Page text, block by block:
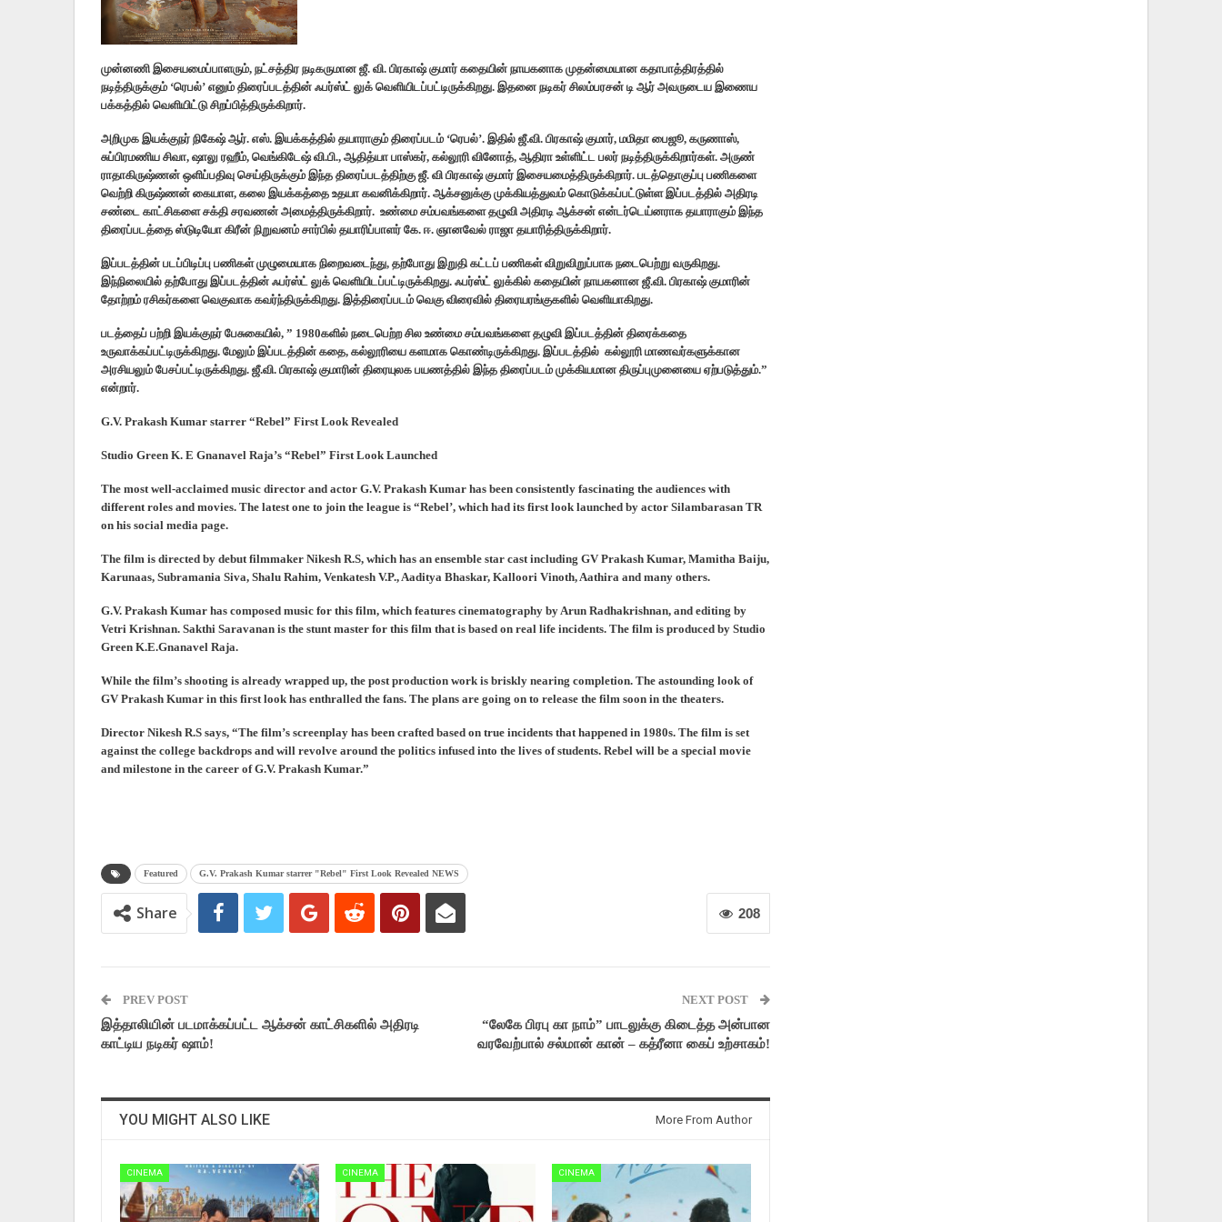
முன்னணி இசையமைப்பாளரும், நட்சத்திர நடிகருமான ஜீ. வி. பிரகாஷ் குமார் கதையின் நாயகனாக முதன்மையான கதாபாத்திரத்தில்
நடித்திருக்கும் ‘ரெபல்’ எனும் திரைப்படத்தின் ஃபர்ஸ்ட் லுக் வெளியிடப்பட்டிருக்கிறது. இதனை நடிகர் சிலம்பரசன் டி ஆர் அவருடைய இணைய
பக்கத்தில் வெளியிட்டு சிறப்பித்திருக்கிறார்.
அறிமுக இயக்குநர் நிகேஷ் ஆர். எஸ். இயக்கத்தில் தயாராகும் திரைப்படம் ‘ரெபல்’. இதில் ஜீ.வி. பிரகாஷ் குமார், மமிதா பைஜூ, கருணாஸ்,
சுப்பிரமணிய சிவா, ஷாலு ரஹீம், வெங்கிடேஷ் வி.பி., ஆதித்யா பாஸ்கர், கல்லூரி வினோத், ஆதிரா உள்ளிட்ட பலர் நடித்திருக்கிறார்கள். அருண்
ராதாகிருஷ்ணன் ஒளிப்பதிவு செய்திருக்கும் இந்த திரைப்படத்திற்கு ஜீ. வி பிரகாஷ் குமார் இசையமைத்திருக்கிறார். படத்தொகுப்பு பணிகளை
வெற்றி கிருஷ்ணன் கையாள, கலை இயக்கத்தை உதயா கவனிக்கிறார். ஆக்சனுக்கு முக்கியத்துவம் கொடுக்கப்பட்டுள்ள இப்படத்தில் அதிரடி
சண்டை காட்சிகளை சக்தி சரவணன் அமைத்திருக்கிறார். உண்மை சம்பவங்களை தழுவி அதிரடி ஆக்சன் என்டர்டெய்னராக தயாராகும் இந்த
திரைப்படத்தை ஸ்டுடியோ கிரீன் நிறுவனம் சார்பில் தயாரிப்பாளர் கே. ஈ. ஞானவேல் ராஜா தயாரித்திருக்கிறார்.
இப்படத்தின் படப்பிடிப்பு பணிகள் முழுமையாக நிறைவடைந்து, தற்போது இறுதி கட்டப் பணிகள் விறுவிறுப்பாக நடைபெற்று வருகிறது.
இந்நிலையில் தற்போது இப்படத்தின் ஃபர்ஸ்ட் லுக் வெளியிடப்பட்டிருக்கிறது. ஃபர்ஸ்ட் லுக்கில் கதையின் நாயகனான ஜீ.வி. பிரகாஷ் குமாரின்
தோற்றம் ரசிகர்களை வெகுவாக கவர்ந்திருக்கிறது. இத்திரைப்படம் வெகு விரைவில் திரையரங்குகளில் வெளியாகிறது.
படத்தைப் பற்றி இயக்குநர் பேசுகையில், ” 1980களில் நடைபெற்ற சில உண்மை சம்பவங்களை தழுவி இப்படத்தின் திரைக்கதை
உருவாக்கப்பட்டிருக்கிறது. மேலும் இப்படத்தின் கதை, கல்லூரியை களமாக கொண்டிருக்கிறது. இப்படத்தில் கல்லூரி மாணவர்களுக்கான
அரசியலும் பேசப்பட்டிருக்கிறது. ஜீ.வி. பிரகாஷ் குமாரின் திரையுலக பயணத்தில் இந்த திரைப்படம் முக்கியமான திருப்புமுனையை ஏற்படுத்தும்.”
என்றார்.
G.V. Prakash Kumar starrer “Rebel” First Look Revealed
Studio Green K. E Gnanavel Raja’s “Rebel” First Look Launched
The most well-acclaimed music director and actor G.V. Prakash Kumar has been consistently fascinating the audiences with
different roles and movies. The latest one to join the league is “Rebel’, which had its first look launched by actor Silambarasan TR
on his social media page.
The film is directed by debut filmmaker Nikesh R.S, which has an ensemble star cast including GV Prakash Kumar, Mamitha Baiju,
Karunaas, Subramania Siva, Shalu Rahim, Venkatesh V.P., Aaditya Bhaskar, Kalloori Vinoth, Aathira and many others.
G.V. Prakash Kumar has composed music for this film, which features cinematography by Arun Radhakrishnan, and editing by
Vetri Krishnan. Sakthi Saravanan is the stunt master for this film that is based on real life incidents. The film is produced by Studio
Green K.E.Gnanavel Raja.
While the film’s shooting is already wrapped up, the post production work is briskly nearing completion. The astounding look of
GV Prakash Kumar in this first look has enthralled the fans. The plans are going on to release the film soon in the theaters.
Director Nikesh R.S says, “The film’s screenplay has been crafted based on true incidents that happened in 1980s. The film is set
against the college backdrops and will revolve around the politics infused into the lives of students. Rebel will be a special movie
and milestone in the career of G.V. Prakash Kumar.”
Featured G.V. Prakash Kumar starrer "Rebel" First Look Revealed NEWS
208
Share
PREV POST
இத்தாலியின் படமாக்கப்பட்ட ஆக்சன் காட்சிகளில் அதிரடி
காட்டிய நடிகர் ஷாம்!
NEXT POST
“லேகே பிரபு கா நாம்” பாடலுக்கு கிடைத்த அன்பான
வரவேற்பால் சல்மான் கான் – கத்ரீனா கைப் உற்சாகம்!
YOU MIGHT ALSO LIKE More From Author
CINEMA CINEMA CINEMA